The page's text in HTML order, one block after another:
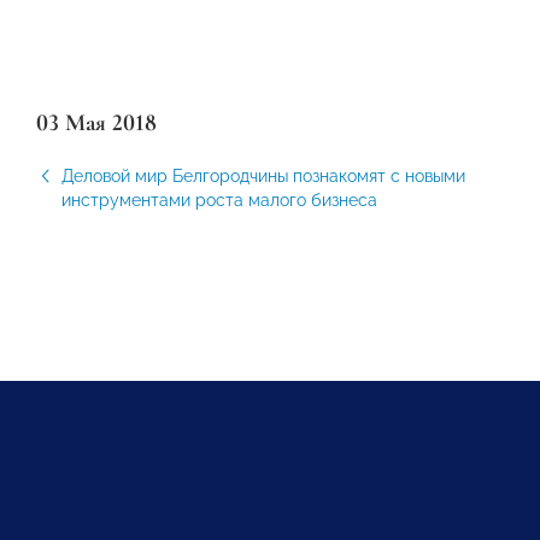
03 Мая 2018
Деловой мир Белгородчины познакомят с новыми
инструментами роста малого бизнеса